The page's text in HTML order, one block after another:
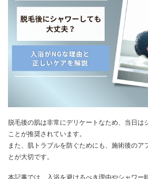
脱毛後の肌は非常にデリケートなため、当日は
ことが推奨されています。
また、肌トラブルを防ぐためにも、施術後のア
とが大切です。
本記事では、入浴を避けるべき理由やシャワー